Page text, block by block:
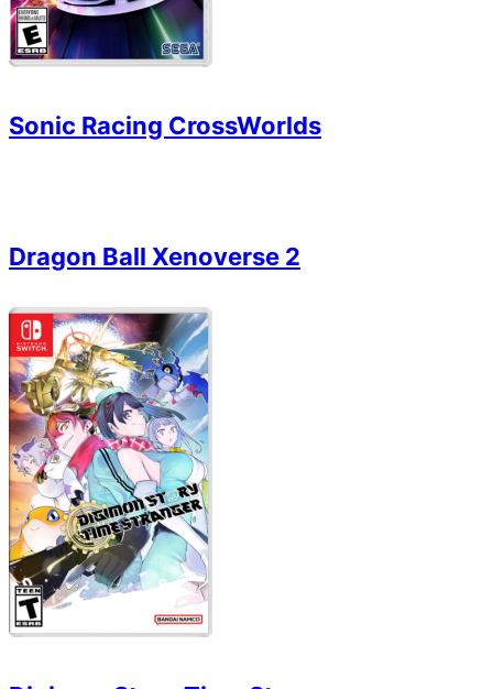
Sonic Racing CrossWorlds
Dragon Ball Xenoverse 2